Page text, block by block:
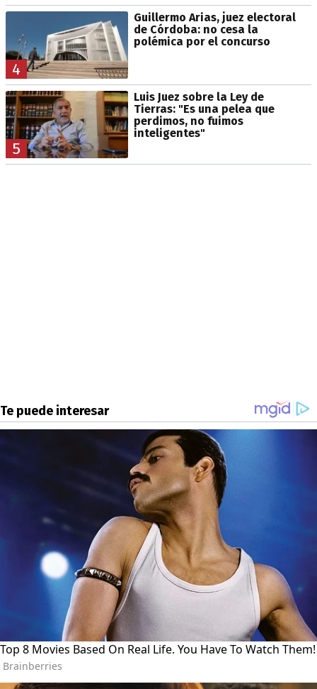
4
Guillermo Arias, juez electoral
de Córdoba: no cesa la
polémica por el concurso
5
Luis Juez sobre la Ley de
Tierras: "Es una pelea que
perdimos, no fuimos
inteligentes"